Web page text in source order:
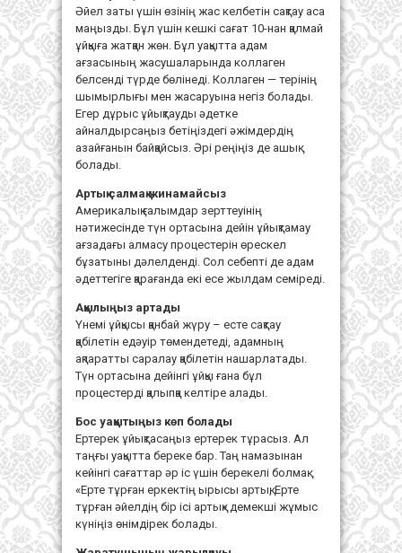
Әйел заты үшін өзінің жас келбетін сақтау аса
маңызды. Бұл үшін кешкі сағат 10-нан қалмай
ұйқыға жатқан жөн. Бұл уақытта адам
ағзасының жасушаларында коллаген
белсенді түрде бөлінеді. Коллаген — терінің
шымырлығы мен жасаруына негіз болады.
Егер дұрыс ұйықтауды әдетке
айналдырсаңыз бетіңіздегі әжімдердің
азайғанын байқайсыз. Әрі реңіңіз де ашық
болады.
Артық салмақ жинамайсыз
Америкалық ғалымдар зерттеуінің
нәтижесінде түн ортасына дейін ұйықтамау
ағзадағы алмасу процестерін өрескел
бұзатыны дәлелденді. Сол себепті де адам
әдеттегіге қарағанда екі есе жылдам семіреді.
Ақылыңыз артады
Үнемі ұйқысы қанбай жүру – есте сақтау
қабілетін едәуір төмендетеді, адамның
ақпаратты саралау қабілетін нашарлатады.
Түн ортасына дейінгі ұйқы ғана бұл
процестерді қалыпқа келтіре алады.
Бос уақытыңыз көп болады
Ертерек ұйықтасаңыз ертерек тұрасыз. Ал
таңғы уақытта береке бар. Таң намазынан
кейінгі сағаттар әр іс үшін берекелі болмақ.
«Ерте тұрған еркектің ырысы артық, Ерте
тұрған әйелдің бір ісі артық» демекші жұмыс
күніңіз өнімдірек болады.